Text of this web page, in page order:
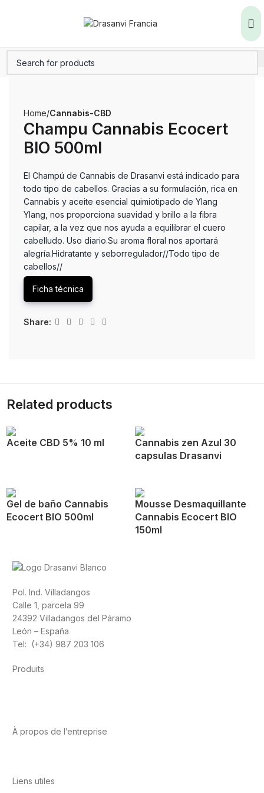
Home Cannabis-CBD
Champu Cannabis Ecocert
BIO 500ml
El Champú de Cannabis de Drasanvi está indicado para
todo tipo de cabellos. Gracias a su formulación, rica en
Cannabis y aceite esencial quimiotipado de Ylang
Ylang, nos proporciona suavidad y brillo a la fibra
capilar, a la vez que nos ayuda a equilibrar el cuero
cabelludo. Uso diario.Su aroma floral nos aportará
alegría.Hidratante y seborregulador//Todo tipo de
cabellos//
Ficha técnica
Share:
Related products
Aceite CBD 5% 10 ml
Cannabis zen Azul 30
capsulas Drasanvi
Gel de baño Cannabis
Ecocert BIO 500ml
Mousse Desmaquillante
Cannabis Ecocert BIO
150ml
Pol. Ind. Villadangos
Calle 1, parcela 99
24392 Villadangos del Páramo
León – España
Tel: (+34) 987 203 106
Produits
À propos de l’entreprise
Liens utiles